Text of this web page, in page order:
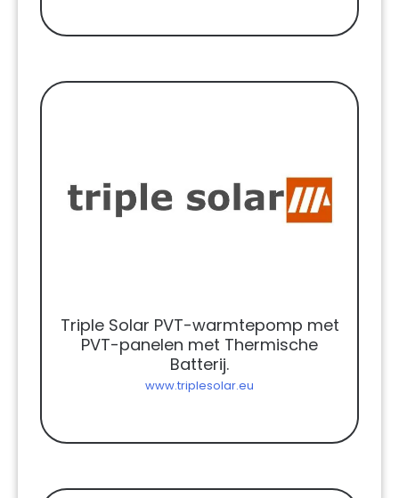
Triple Solar PVT-warmtepomp met
PVT-panelen met Thermische
Batterij.
www.triplesolar.eu